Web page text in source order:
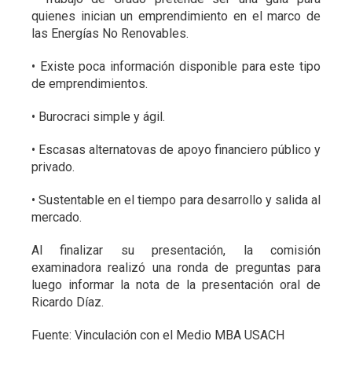
quienes inician un emprendimiento en el marco de
las Energías No Renovables.
• Existe poca información disponible para este tipo
de emprendimientos.
• Burocraci simple y ágil.
• Escasas alternatovas de apoyo financiero público y
privado.
• Sustentable en el tiempo para desarrollo y salida al
mercado.
Al finalizar su presentación, la comisión
examinadora realizó una ronda de preguntas para
luego informar la nota de la presentación oral de
Ricardo Díaz.
Fuente: Vinculación con el Medio MBA USACH